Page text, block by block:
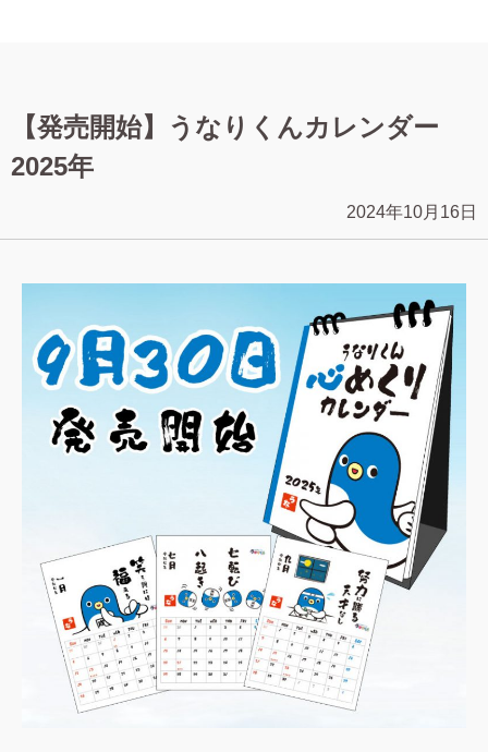
【発売開始】うなりくんカレンダー
2025年
2024年10月16日